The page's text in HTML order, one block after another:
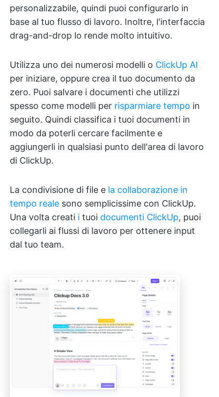
personalizzabile, quindi puoi configurarlo in
base al tuo flusso di lavoro. Inoltre, l'interfaccia
drag-and-drop lo rende molto intuitivo.
Utilizza uno dei numerosi modelli o ClickUp AI
per iniziare, oppure crea il tuo documento da
zero. Puoi salvare i documenti che utilizzi
spesso come modelli per risparmiare tempo in
seguito. Quindi classifica i tuoi documenti in
modo da poterli cercare facilmente e
aggiungerli in qualsiasi punto dell'area di lavoro
di ClickUp.
La condivisione di file e la collaborazione in
tempo reale sono semplicissime con ClickUp.
Una volta creati i tuoi documenti ClickUp, puoi
collegarli ai flussi di lavoro per ottenere input
dal tuo team.